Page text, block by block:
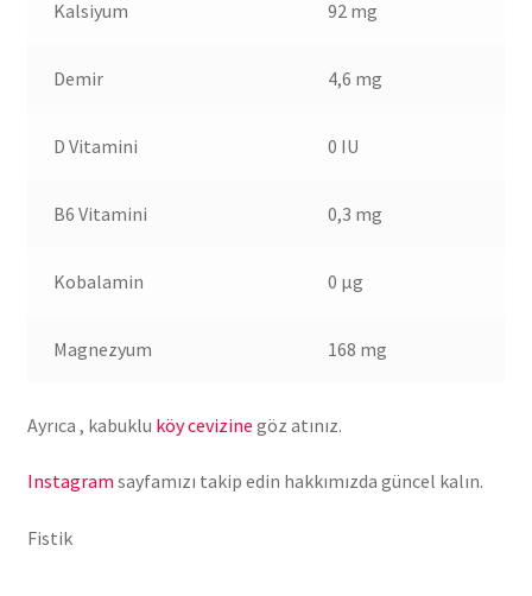
Kalsiyum 92 mg
Demir 4,6 mg
D Vitamini 0 IU
B6 Vitamini 0,3 mg
Kobalamin 0 µg
Magnezyum 168 mg
Ayrıca , kabuklu köy cevizine göz atınız.
Instagram sayfamızı takip edin hakkımızda güncel kalın.
Fistik